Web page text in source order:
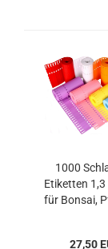
1000
Etiketten
für Bonsai,
27,50